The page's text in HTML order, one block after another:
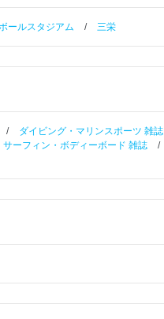
ールスタジアム / 三栄
/ ダイビング・マリンスポーツ 雑誌
サーフィン・ボディーボード 雑誌 /